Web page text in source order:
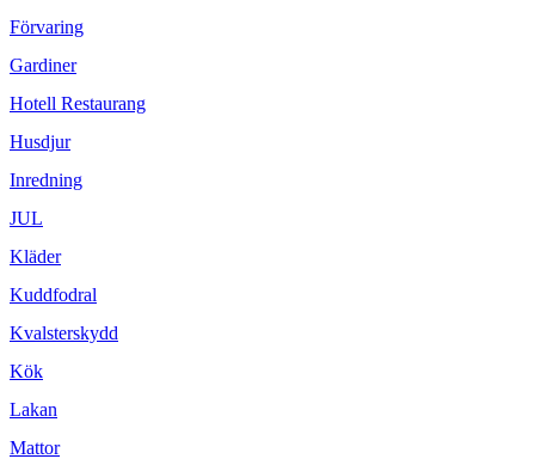
Förvaring
Gardiner
Hotell Restaurang
Husdjur
Inredning
JUL
Kläder
Kuddfodral
Kvalsterskydd
Kök
Lakan
Mattor